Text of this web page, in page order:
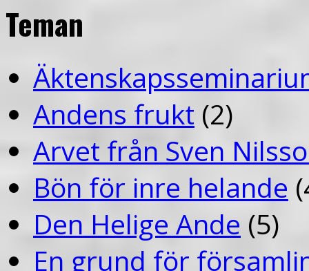
Teman
Andens frukt (2)
Arvet från Sven
Bön för inre helande
Den Helige Ande (5)
En grund för